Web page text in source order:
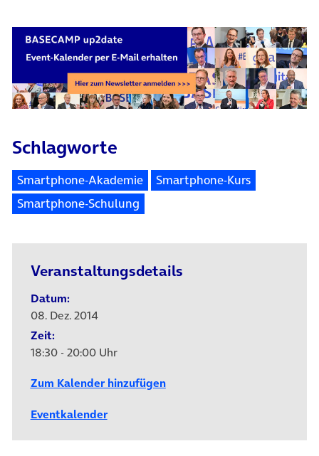
Schlagworte
Smartphone-Akademie
Smartphone-Kurs
Smartphone-Schulung
Veranstaltungsdetails
Datum:
08. Dez. 2014
Zeit:
18:30 - 20:00 Uhr
Zum Kalender hinzufügen
Eventkalender